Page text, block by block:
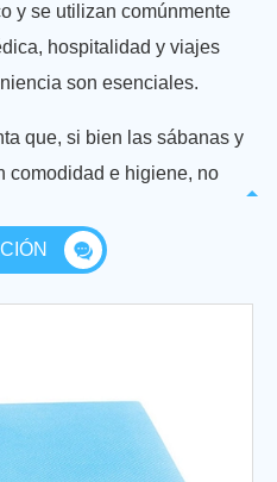
y se utilizan comúnmente
hospitalidad y viajes
son esenciales.
que, si bien las sábanas y
comodidad e higiene, no
para un solo uso o uso a
adecuadamente después